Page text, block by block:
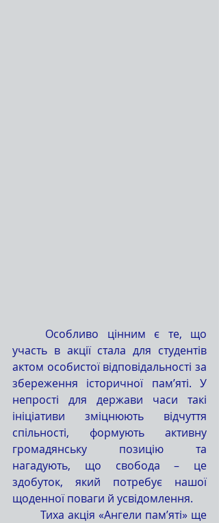
участь в акції стала для студентів
актом особистої відповідальності за
збереження історичної пам’яті. У
непрості для держави часи такі
ініціативи зміцнюють відчуття
спільності, формують активну
громадянську позицію та
нагадують, що свобода – це
здобуток, який потребує нашої
щоденної поваги й усвідомлення.